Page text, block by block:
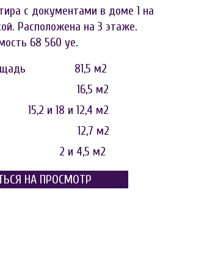
с документами в доме 1 на
Расположена на 3 этаже.
68 560 уе.
81,5 м2
16,5 м2
и 18 и 12,4 м2
12,7 м2
2 и 4,5 м2
НА ПРОСМОТР